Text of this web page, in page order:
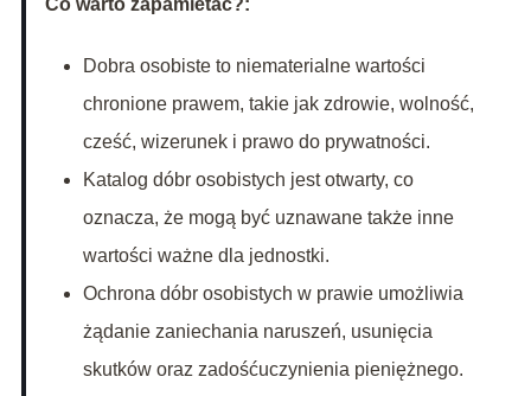
Co warto zapamietać?:
Dobra osobiste to niematerialne wartości
chronione prawem, takie jak zdrowie, wolność,
cześć, wizerunek i prawo do prywatności.
Katalog dóbr osobistych jest otwarty, co
oznacza, że mogą być uznawane także inne
wartości ważne dla jednostki.
Ochrona dóbr osobistych w prawie umożliwia
żądanie zaniechania naruszeń, usunięcia
skutków oraz zadośćuczynienia pieniężnego.